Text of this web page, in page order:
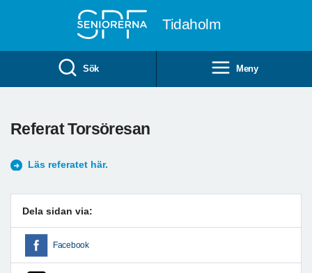
Tidaholm
Sök Meny
Referat Torsöresan
Läs referatet här.
Dela sidan via:
Facebook